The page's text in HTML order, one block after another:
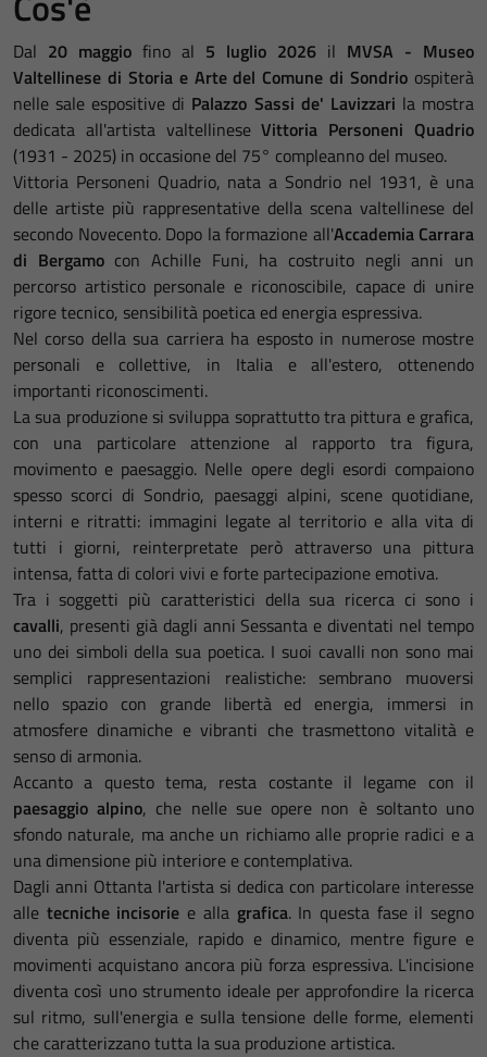
Dal 20 maggio fino al 5 luglio 2026 il MVSA - Museo
Valtellinese di Storia e Arte del Comune di Sondrio ospiterà
nelle sale espositive di Palazzo Sassi de' Lavizzari la mostra
dedicata all'artista valtellineseVittoria Personeni Quadrio
(1931 - 2025) in occasione del 75° compleanno del museo.
Vittoria Personeni Quadrio, nata a Sondrio nel 1931, è una
delle artiste più rappresentative della scena valtellinese del
secondo Novecento. Dopo la formazione all'Accademia Carrara
di Bergamocon Achille Funi, ha costruito negli anni un
percorso artistico personale e riconoscibile, capace di unire
rigore tecnico, sensibilità poetica ed energia espressiva.
Nel corso della sua carriera ha esposto in numerose mostre
personali e collettive, in Italia e all'estero, ottenendo
importanti riconoscimenti.
La sua produzione si sviluppa soprattutto tra pittura e grafica,
con una particolare attenzione al rapporto tra figura,
movimento e paesaggio. Nelle opere degli esordi compaiono
spesso scorci di Sondrio, paesaggi alpini, scene quotidiane,
interni e ritratti: immagini legate al territorio e alla vita di
tutti i giorni, reinterpretate però attraverso una pittura
intensa, fatta di colori vivi e forte partecipazione emotiva.
Tra i soggetti più caratteristici della sua ricerca ci sono i
cavalli, presenti già dagli anni Sessanta e diventati nel tempo
uno dei simboli della sua poetica. I suoi cavalli non sono mai
semplici rappresentazioni realistiche: sembrano muoversi
nello spazio con grande libertà ed energia, immersi in
atmosfere dinamiche e vibranti che trasmettono vitalità e
senso di armonia.
Accanto a questo tema, resta costante il legame con il
paesaggio alpino, che nelle sue opere non è soltanto uno
sfondo naturale, ma anche un richiamo alle proprie radici e a
una dimensione più interiore e contemplativa.
Dagli anni Ottanta l'artista si dedica con particolare interesse
alle tecniche incisorie e alla grafica. In questa fase il segno
diventa più essenziale, rapido e dinamico, mentre figure e
movimenti acquistano ancora più forza espressiva. L'incisione
diventa così uno strumento ideale per approfondire la ricerca
sul ritmo, sull'energia e sulla tensione delle forme, elementi
che caratterizzano tutta la sua produzione artistica.